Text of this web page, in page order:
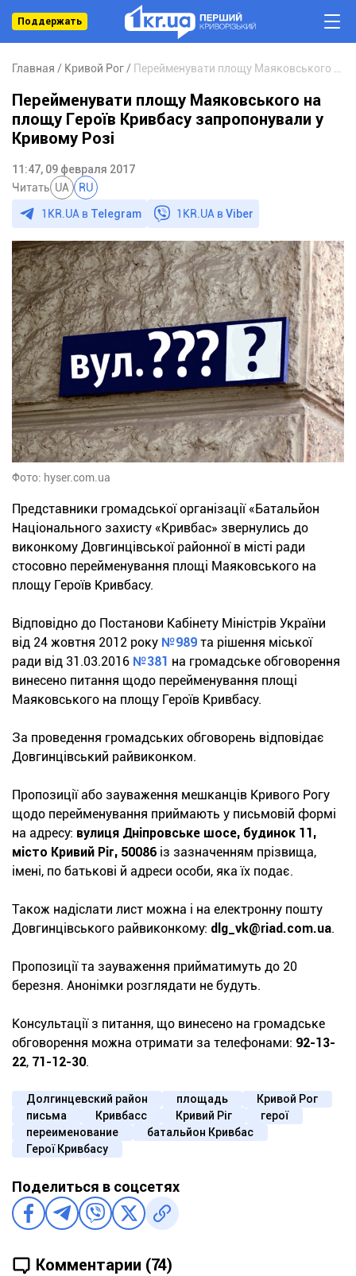
Поддержать
Главная Кривой Рог
Перейменувати площу Маяковського на
площу Героїв Кривбасу запропонували у
Кривому Розі
11:47, 09 февраля 2017
Читать UA RU
1KR.UA в Telegram 1KR.UA вViber
Фото: hyser.com.ua
Представники громадської організації «Батальйон
Національного захисту «Кривбас» звернулись до
виконкому Довгинцівської районної в місті ради
стосовно перейменування площі Маяковського на
площу Героїв Кривбасу.
Відповідно до Постанови Кабінету Міністрів України
від 24 жовтня 2012 року №989 та рішення міської
ради від 31.03.2016 №381 на громадське обговорення
винесено питання щодо перейменування площі
Маяковського на площу Героїв Кривбасу.
За проведення громадських обговорень відповідає
Довгинцівський райвиконком.
Пропозиції або зауваження мешканців Кривого Рогу
щодо перейменування приймають у письмовій формі
на адресу: вулиця Дніпровське шосе, будинок 11,
місто Кривий Ріг, 50086 із зазначенням прізвища,
імені, по батькові й адреси особи, яка їх подає.
Також надіслати лист можна і на електронну пошту
Довгинцівського райвиконкому: dlg_vk@riad.com.ua.
Пропозиції та зауваження прийматимуть до 20
березня. Анонімки розглядати не будуть.
Консультації з питання, що винесено на громадське
обговорення можна отримати за телефонами: 92-13-
22, 71-12-30.
Долгинцевский район площадь
Кривой Рог
письма
Кривбасс Кривий Ріг
герої
переименование
батальйон Кривбас
Герої Кривбасу
Поделиться в соцсетях
Комментарии (74)